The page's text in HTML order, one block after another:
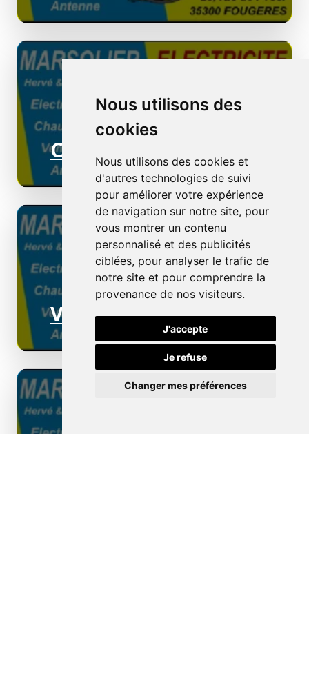
Nous utilisons des
cookies
Nous utilisons des cookies et
d'autres technologies de suivi
pour améliorer votre expérience
de navigation sur notre site, pour
vous montrer un contenu
personnalisé et des publicités
ciblées, pour analyser le trafic de
notre site et pour comprendre la
provenance de nos visiteurs.
J'accepte
Je refuse
Changer mes préférences
Chauffage électrique
Ventilation